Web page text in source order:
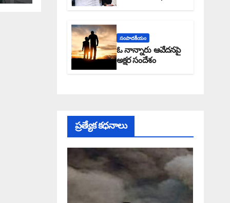
ఎండమావేనా: అక్షర
సంపాదకీయం
ఓ నాన్నారు ఆవేదనపై
అక్షర సందేశం
ప్రత్యేక కధనాలు